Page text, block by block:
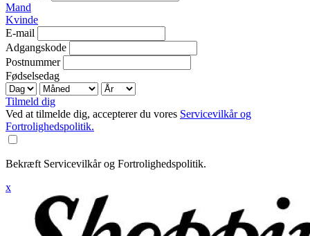
Mand
Kvinde
E-mail
Adgangskode
Postnummer
Fødselsedag
Tilmeld dig
Ved at tilmelde dig, accepterer du vores Servicevilkår og
Fortrolighedspolitik.
Bekræft Servicevilkår og Fortrolighedspolitik.
x